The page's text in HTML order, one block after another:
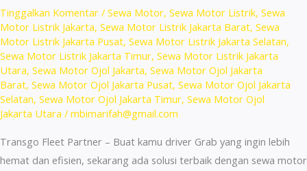
Lengkap!
Tinggalkan Komentar / Sewa Motor, Sewa Motor Listrik, Sewa
Motor Listrik Jakarta, Sewa Motor Listrik Jakarta Barat, Sewa
Motor Listrik Jakarta Pusat, Sewa Motor Listrik Jakarta Selatan,
Sewa Motor Listrik Jakarta Timur, Sewa Motor Listrik Jakarta
Utara, Sewa Motor Ojol Jakarta, Sewa Motor Ojol Jakarta
Barat, Sewa Motor Ojol Jakarta Pusat, Sewa Motor Ojol Jakarta
Selatan, Sewa Motor Ojol Jakarta Timur, Sewa Motor Ojol
Jakarta Utara / mbimarifah@gmail.com
Transgo Fleet Partner – Buat kamu driver Grab yang ingin lebih
hemat dan efisien, sekarang ada solusi terbaik dengan sewa motor